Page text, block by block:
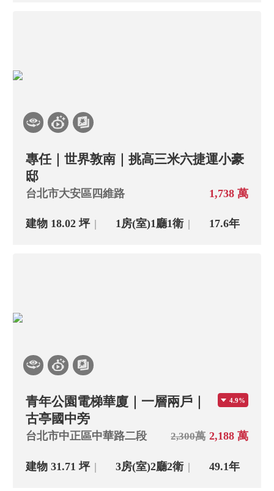
專任｜世界敦南｜挑高三米六捷運小豪
邸
台北市大安區四維路 1,738 萬
建物 18.02 坪 1房(室)1廳1衛 17.6年
青年公園電梯華廈｜一層兩戶｜
古亭國中旁
4.9%
台北市中正區中華路二段 2,300萬 2,188 萬
建物 31.71 坪 3房(室)2廳2衛 49.1年